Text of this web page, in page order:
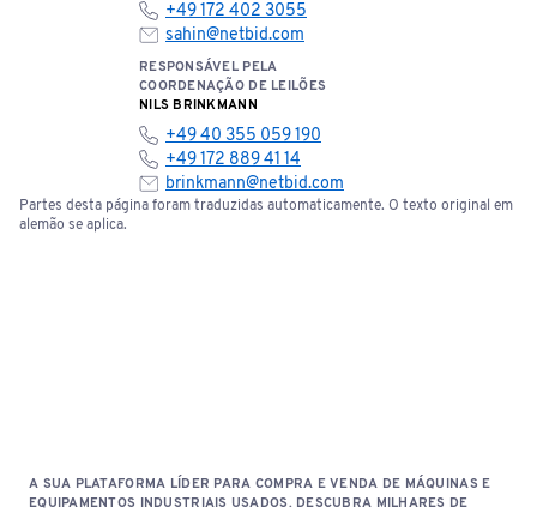
+49 172 402 3055
sahin@netbid.com
RESPONSÁVEL PELA
COORDENAÇÃO DE LEILÕES
NILS BRINKMANN
+49 40 355 059 190
+49 172 889 41 14
brinkmann@netbid.com
Partes desta página foram traduzidas automaticamente. O texto original em
alemão se aplica.
A SUA PLATAFORMA LÍDER PARA COMPRA E VENDA DE MÁQUINAS E
EQUIPAMENTOS INDUSTRIAIS USADOS. DESCUBRA MILHARES DE